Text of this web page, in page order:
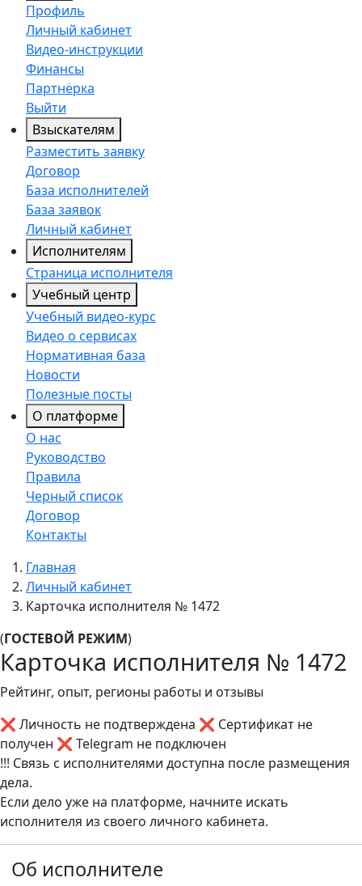
Профиль
Личный кабинет
Видео-инструкции
Финансы
Партнёрка
Выйти
Взыскателям
Разместить заявку
Договор
База исполнителей
База заявок
Личный кабинет
Исполнителям
Страница исполнителя
Учебный центр
Учебный видео-курс
Видео о сервисах
Нормативная база
Новости
Полезные посты
О платформе
О нас
Руководство
Правила
Черный список
Договор
Контакты
Главная
Личный кабинет
Карточка исполнителя № 1472
(ГОСТЕВОЙ РЕЖИМ)
Карточка исполнителя № 1472
Рейтинг, опыт, регионы работы и отзывы
❌ Личность не подтверждена ❌ Сертификат не
получен ❌ Telegram не подключен
!!! Связь с исполнителями доступна после размещения
дела.
Если дело уже на платформе, начните искать
исполнителя из своего личного кабинета.
Об исполнителе